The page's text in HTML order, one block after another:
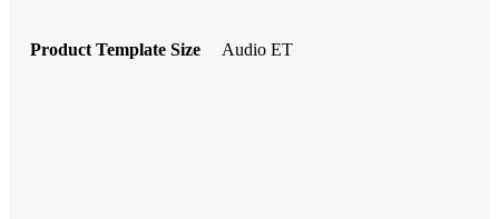
Product Template Size Audio ET